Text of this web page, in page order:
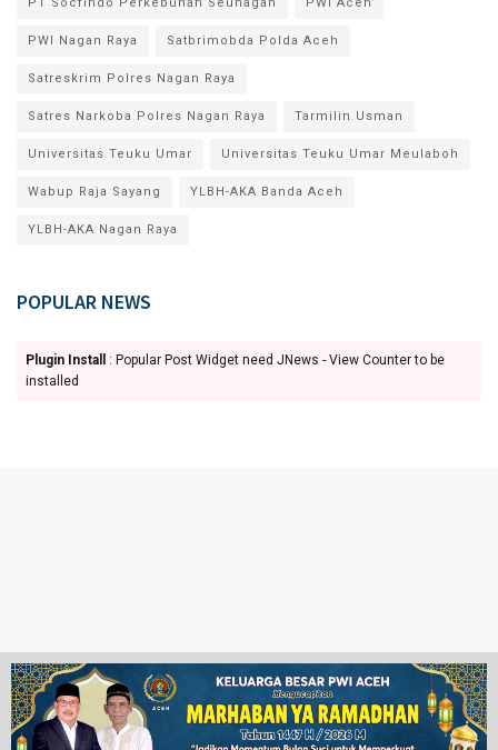
PWI Nagan Raya Satbrimobda Polda Aceh
Satreskrim Polres Nagan Raya
Satres Narkoba Polres Nagan Raya Tarmilin Usman
Universitas Teuku Umar Universitas Teuku Umar Meulaboh
Wabup Raja Sayang YLBH-AKA Banda Aceh
YLBH-AKA Nagan Raya
POPULAR NEWS
Plugin Install
: Popular Post Widget need JNews - View Counter to be
installed
Ketentuan Penggunaan Redaksi